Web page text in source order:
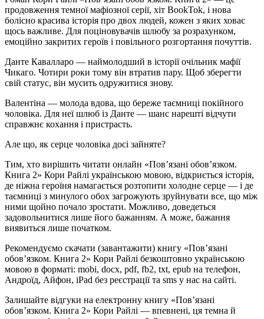
продовження темної мафіозної серії, хіт BookTok, і нова
болісно красива історія про двох людей, кожен з яких ховає
щось важливе. Для поціновувачів шлюбу за розрахунком,
емоційно закритих героїв і повільного розгортання почуттів.
Данте Кавалларо — наймолодший в історії очільник мафії
Чикаго. Чотири роки тому він втратив пару. Щоб зберегти
свій статус, він мусить одружитися знову.
Валентіна — молода вдова, що береже таємниці покійного
чоловіка. Для неї шлюб із Данте — шанс нарешті відчути
справжнє кохання і пристрасть.
Але що, як серце чоловіка досі зайняте?
Тим, хто вирішить читати онлайн «Пов’язані обов’язком.
Книга 2» Кори Райлі українською мовою, відкриється історія,
де ніжна героїня намагається розтопити холодне серце — і де
таємниці з минулого обох загрожують зруйнувати все, що між
ними щойно почало зростати. Можливо, доведеться
задовольнитися лише його бажанням. А може, бажання
виявиться лише початком.
Рекомендуємо скачати (завантажити) книгу «Пов’язані
обов’язком. Книга 2» Кори Райлі безкоштовно українською
мовою в форматі: mobi, docx, pdf, fb2, txt, epub на телефон,
Андроїд, Айфон, iPad без реєстрації та sms у нас на сайті.
Залишайте відгуки на електронну книгу «Пов’язані
обов’язком. Книга 2» Кори Райлі — впевнені, ця темна й